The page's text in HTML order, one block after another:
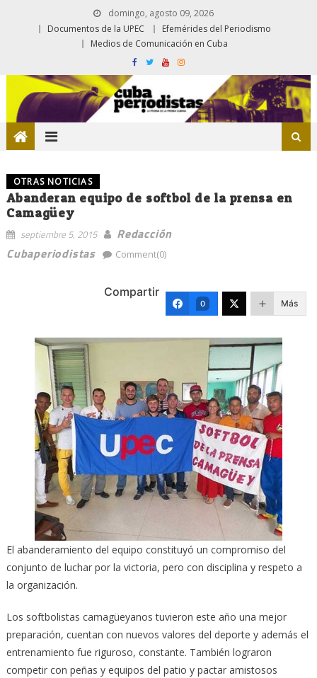
domingo, agosto 09, 2026
Documentos de la UPEC
Efemérides del Periodismo
Medios de Comunicación en Cuba
OTRAS NOTICIAS
Abanderan equipo de softbol de la prensa en
Camagüey
septiembre 5, 2015
Redacción
Cubaperiodistas
Comment(0)
Compartir
0 Más
El abanderamiento del equipo constituyó un compromiso del
conjunto de luchar por la victoria, pero con disciplina y respeto a
la organización.
Los softbolistas camagüeyanos tuvieron este año una mejor
preparación, cuentan con nuevos valores del deporte y además el
entrenamiento fue riguroso, constante. También lograron
competir con peñas y equipos del patio y pactar amistosos